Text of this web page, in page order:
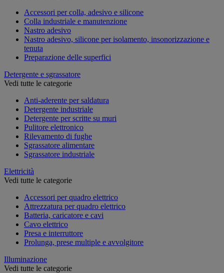
Accessori per colla, adesivo e silicone
Colla industriale e manutenzione
Nastro adesivo
Nastro adesivo, silicone per isolamento, insonorizzazione e
tenuta
Preparazione delle superfici
Detergente e sgrassatore
Vedi tutte le categorie
Anti-aderente per saldatura
Detergente industriale
Detergente per scritte su muri
Pulitore elettronico
Rilevamento di fughe
Sgrassatore alimentare
Sgrassatore industriale
Elettricità
Vedi tutte le categorie
Accessori per quadro elettrico
Attrezzatura per quadro elettrico
Batteria, caricatore e cavi
Cavo elettrico
Presa e interruttore
Prolunga, prese multiple e avvolgitore
Illuminazione
Vedi tutte le categorie